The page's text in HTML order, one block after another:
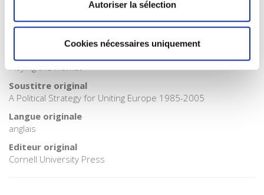
Autoriser la sélection
Cookies nécessaires uniquement
Avec
Playing the Market
Soustitre original
A Political Strategy for Uniting Europe 1985-2005
Langue originale
anglais
Editeur original
Cornell University Press